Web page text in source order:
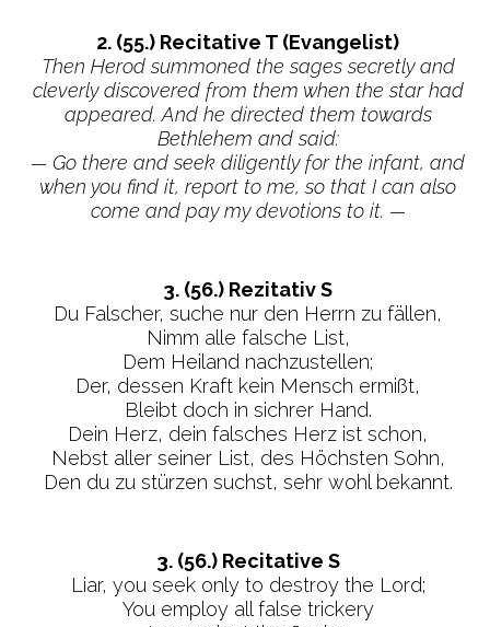
2. (55.) Recitative T (Evangelist)
Then Herod summoned the sages secretly and
cleverly discovered from them when the star had
appeared. And he directed them towards
Bethlehem and said:
— Go there and seek diligently for the infant, and
when you find it, report to me, so that I can also
come and pay my devotions to it. —
3. (56.) Rezitativ S
Du Falscher, suche nur den Herrn zu fällen,
Nimm alle falsche List,
Dem Heiland nachzustellen;
Der, dessen Kraft kein Mensch ermißt,
Bleibt doch in sichrer Hand.
Dein Herz, dein falsches Herz ist schon,
Nebst aller seiner List, des Höchsten Sohn,
Den du zu stürzen suchst, sehr wohl bekannt.
3. (56.) Recitative S
Liar, you seek only to destroy the Lord;
You employ all false trickery